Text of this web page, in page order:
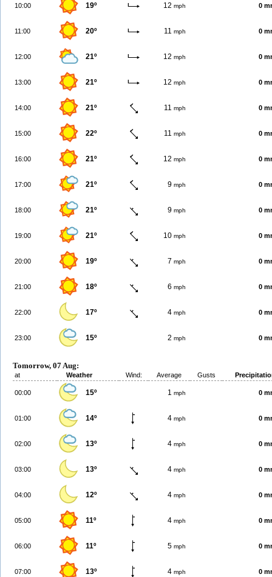
10:00 19º 12 mph 0
11:00 20º 11 mph 0
12:00 21º 12 mph 0
13:00 21º 12 mph 0
14:00 21º 11 mph 0
15:00 22º 11 mph 0
16:00 21º 12 mph 0
17:00 21º 9 mph 0
18:00 21º 9 mph 0
19:00 21º 10 mph 0
20:00 19º 7 mph 0
21:00 18º 6 mph 0
22:00 17º 4 mph 0
23:00 15º 2 mph 0
Tomorrow, 07 Aug:
at Weather Wind: Average Gusts
00:00 15º 1 mph 0
01:00 14º 4 mph 0
02:00 13º 4 mph 0
03:00 13º 4 mph 0
04:00 12º 4 mph 0
05:00 11º 4 mph 0
06:00 11º 5 mph 0
07:00 13º 4 mph 0